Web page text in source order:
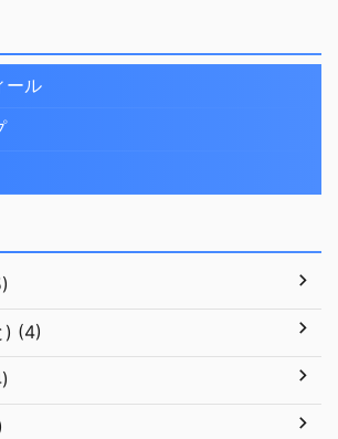
ール
) (4)